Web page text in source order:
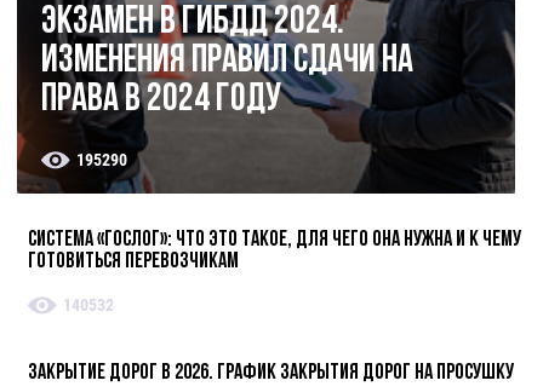
Экзамен в ГИБДД 2024.
Изменения правил сдачи на
права в 2024 году
195290
Система «ГосЛог»: что это такое, для чего она нужна и к чему
готовиться перевозчикам
140532
Закрытие дорог в 2026. График закрытия дорог на просушку